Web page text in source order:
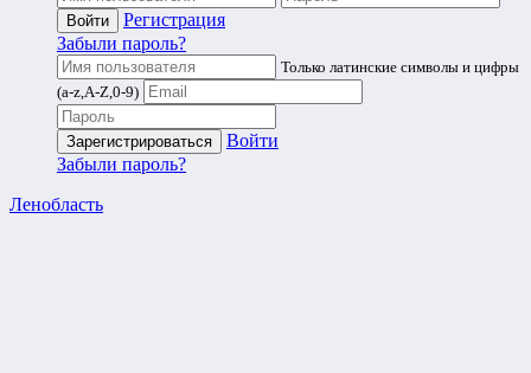
Регистрация
Забыли пароль?
Только латинские символы и цифры
(a-z,A-Z,0-9)
Войти
Забыли пароль?
Ленобласть